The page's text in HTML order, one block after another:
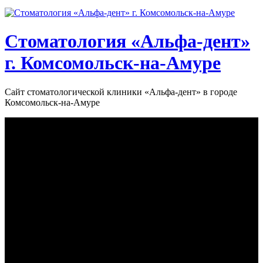
Стоматология «‎Альфа-дент»‎
г. Комсомольск-на-Амуре
Сайт стоматологической клиники «‎Альфа-дент» в городе
Комсомольск-на-Амуре